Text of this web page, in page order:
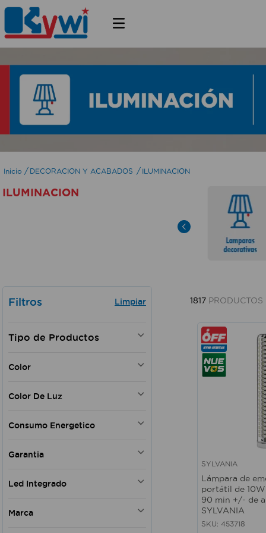
DECORACION Y ACABADOS ILUMINACION
ILUMINACION
Filtros
FOCOS Y TUBOS LED
REFLECTORES PARA
ACCESORIOS PARA LAMPARAS
INDUSTRIAL
Color
Negro
Amarillo
Natural
Color De Luz
Luz de dia
Consumo Energetico
A+
B
Solar
Garantia
Led Integrado
No
Marca
1817 PRODUCTOS
SYLVANIA
Lámpara de
portátil de
90 min +/- de
SYLVANIA
SKU: 453718